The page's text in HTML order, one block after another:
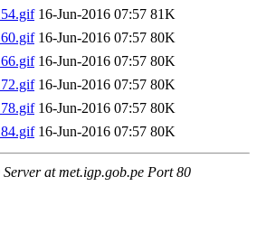
16-Jun-2016 07:57 81K
16-Jun-2016 07:57 80K
16-Jun-2016 07:57 80K
16-Jun-2016 07:57 80K
16-Jun-2016 07:57 80K
16-Jun-2016 07:57 80K
at met.igp.gob.pe Port 80